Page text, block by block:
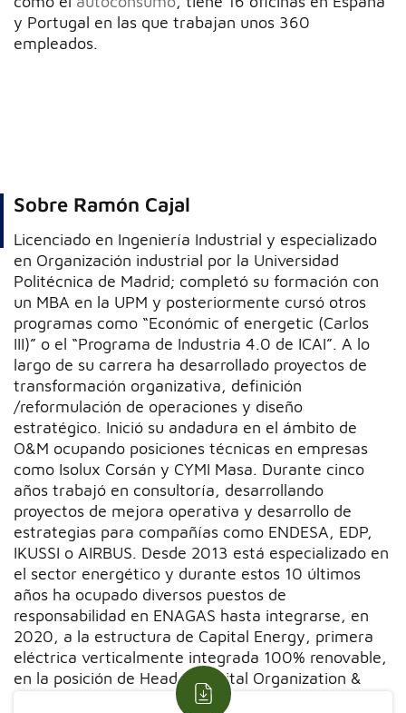
y Portugal en las que trabajan unos 360
empleados.
Sobre Ramón Cajal
Licenciado en Ingeniería Industrial y especializado
en Organización industrial por la Universidad
Politécnica de Madrid; completó su formación con
un MBA en la UPM y posteriormente cursó otros
programas como “Económic of energetic (Carlos
III)” o el “Programa de Industria 4.0 de ICAI”. A lo
largo de su carrera ha desarrollado proyectos de
transformación organizativa, definición
/reformulación de operaciones y diseño
estratégico. Inició su andadura en el ámbito de
O&M ocupando posiciones técnicas en empresas
como Isolux Corsán y CYMI Masa. Durante cinco
años trabajó en consultoría, desarrollando
proyectos de mejora operativa y desarrollo de
estrategias para compañías como ENDESA, EDP,
IKUSSI o AIRBUS. Desde 2013 está especializado en
el sector energético y durante estos 10 últimos
años ha ocupado diversos puestos de
responsabilidad en ENAGAS hasta integrarse, en
2020, a la estructura de Capital Energy, primera
eléctrica verticalmente integrada 100% renovable,
en la posición de Head of Digital Organization &